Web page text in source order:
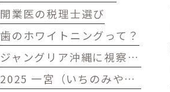
開業医の税理士選び
歯のホワイトニングって？
ジャングリア沖縄に視察に行ってきました
2025 一宮（いちのみや）七夕（たなばた）まつり おりもの感謝祭